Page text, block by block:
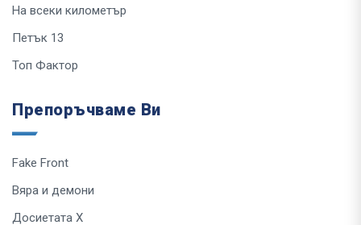
На всеки километър
Петък 13
Топ Фактор
Препоръчваме Ви
Fake Front
Вяра и демони
Досиетата Х